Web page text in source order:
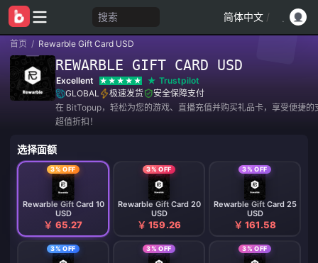
搜索 简体中文 /
首页 / Rewarble Gift Card USD
REWARBLE GIFT CARD USD
Excellent
Trustpilot
GLOBAL
极速发货
安全保障支付
在 BitTopup，轻松为您的游戏、直播充值并购买礼品卡，享受便捷的
超值折扣！
选择面额
3% OFF
Rewarble Gift Card 10
USD
￥ 65.27
3% OFF
Rewarble Gift Card 20
USD
￥ 159.26
3% OFF
Rewarble Gift Card 25
USD
￥ 161.58
3% OFF 3% OFF 3% OFF